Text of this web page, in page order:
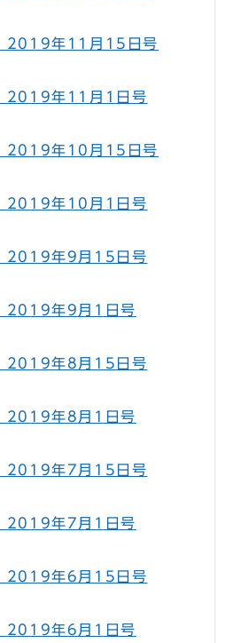
2019年11月15日号
2019年11月1日号
2019年10月15日号
2019年10月1日号
2019年9月15日号
2019年9月1日号
2019年8月15日号
2019年8月1日号
2019年7月15日号
2019年7月1日号
2019年6月15日号
2019年6月1日号